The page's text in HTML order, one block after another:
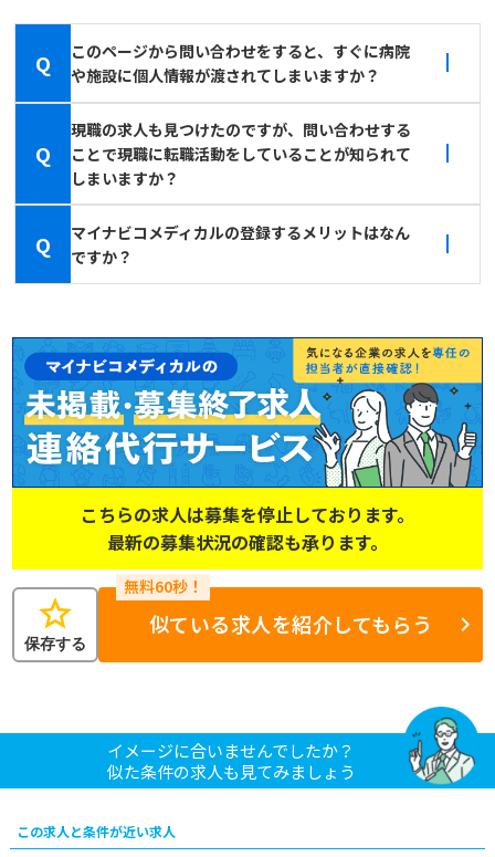
Q
このページから問い合わせをすると、すぐに病院
や施設に個人情報が渡されてしまいますか？
Q
現職の求人も見つけたのですが、問い合わせする
ことで現職に転職活動をしていることが知られて
しまいますか？
Q
マイナビコメディカルの登録するメリットはなん
ですか？
こちらの求人は募集を停止しております。
最新の募集状況の確認も承ります。
star
保存する
似ている求人を紹介してもらう
イメージに合いませんでしたか？
似た条件の求人も見てみましょう
この求人と条件が近い求人